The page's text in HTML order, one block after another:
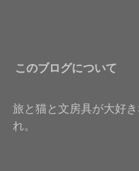
このブログについて
旅と猫と文房具が大好
れ。